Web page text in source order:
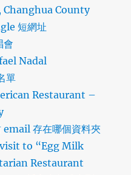
County
短網址
會
Nadal
單
Restaurant –
存在哪個資料夾
visit to “Egg Milk
Restaurant